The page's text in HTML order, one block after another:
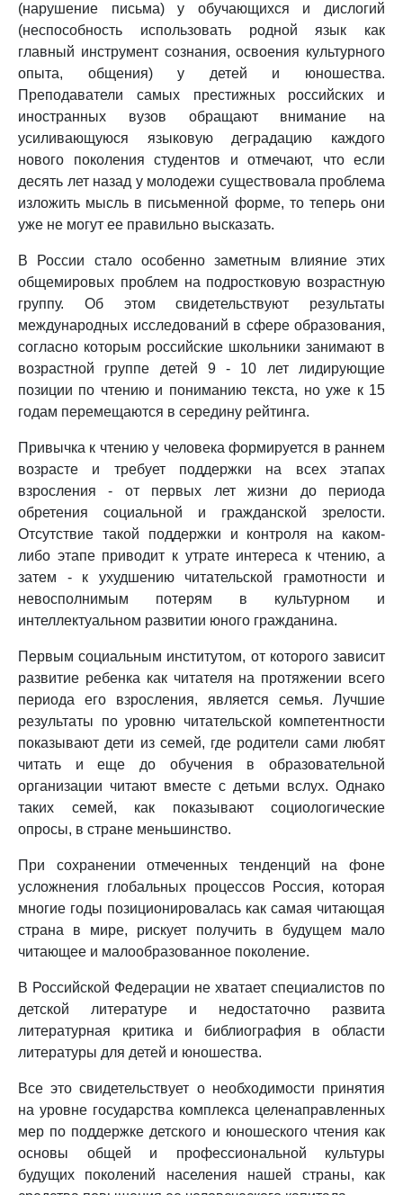
(нарушение письма) у обучающихся и дислогий
(неспособность использовать родной язык как
главный инструмент сознания, освоения культурного
опыта, общения) у детей и юношества.
Преподаватели самых престижных российских и
иностранных вузов обращают внимание на
усиливающуюся языковую деградацию каждого
нового поколения студентов и отмечают, что если
десять лет назад у молодежи существовала проблема
изложить мысль в письменной форме, то теперь они
уже не могут ее правильно высказать.
В России стало особенно заметным влияние этих
общемировых проблем на подростковую возрастную
группу. Об этом свидетельствуют результаты
международных исследований в сфере образования,
согласно которым российские школьники занимают в
возрастной группе детей 9 - 10 лет лидирующие
позиции по чтению и пониманию текста, но уже к 15
годам перемещаются в середину рейтинга.
Привычка к чтению у человека формируется в раннем
возрасте и требует поддержки на всех этапах
взросления - от первых лет жизни до периода
обретения социальной и гражданской зрелости.
Отсутствие такой поддержки и контроля на каком-
либо этапе приводит к утрате интереса к чтению, а
затем - к ухудшению читательской грамотности и
невосполнимым потерям в культурном и
интеллектуальном развитии юного гражданина.
Первым социальным институтом, от которого зависит
развитие ребенка как читателя на протяжении всего
периода его взросления, является семья. Лучшие
результаты по уровню читательской компетентности
показывают дети из семей, где родители сами любят
читать и еще до обучения в образовательной
организации читают вместе с детьми вслух. Однако
таких семей, как показывают социологические
опросы, в стране меньшинство.
При сохранении отмеченных тенденций на фоне
усложнения глобальных процессов Россия, которая
многие годы позиционировалась как самая читающая
страна в мире, рискует получить в будущем мало
читающее и малообразованное поколение.
В Российской Федерации не хватает специалистов по
детской литературе и недостаточно развита
литературная критика и библиография в области
литературы для детей и юношества.
Все это свидетельствует о необходимости принятия
на уровне государства комплекса целенаправленных
мер по поддержке детского и юношеского чтения как
основы общей и профессиональной культуры
будущих поколений населения нашей страны, как